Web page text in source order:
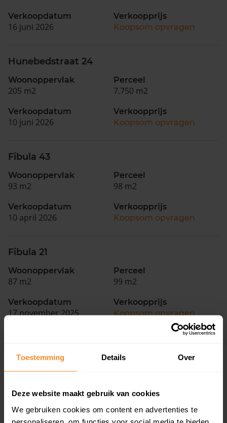
Toestemming Details Over
Deze website maakt gebruik van cookies
We gebruiken cookies om content en advertenties te
personaliseren, om functies voor social media te bieden
Verkoopdatum
16 juni 2026
Verkoopprijs
Koopsom opvragen
Hunebedstraat 24
Woonoppervlak
205 m2
Perceel
7.750 m2
Verkoopdatum
10 juni 2026
Verkoopprijs
Koopsom opvragen
Fibula 43
Woonoppervlak
93 m2
Perceel
98 m2
Verkoopdatum
10 april 2026
Verkoopprijs
Koopsom opvragen
Fibula 21
Woonoppervlak
87 m2
Perceel
99 m2
Verkoopdatum
17 november 2025
Verkoopprijs
Koopsom opvragen